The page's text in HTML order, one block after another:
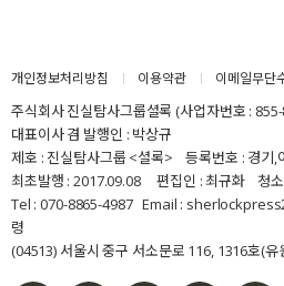
개인정보처리방침 이용약관 이메일무단
주식회사 진실탐사그룹셜록 (사업자번호 :
대표이사 겸 발행인 : 박상규
제호 : 진실탐사그룹 <셜록> 등록번호 : 경
최초발행 : 2017.09.08 편집인 : 최규화 청소
Tel : 070-8865-4987 Email :
령
(04513) 서울시 중구 서소문로 116, 1316호(유